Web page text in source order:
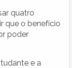
quatro
que o benefício
poder
e a